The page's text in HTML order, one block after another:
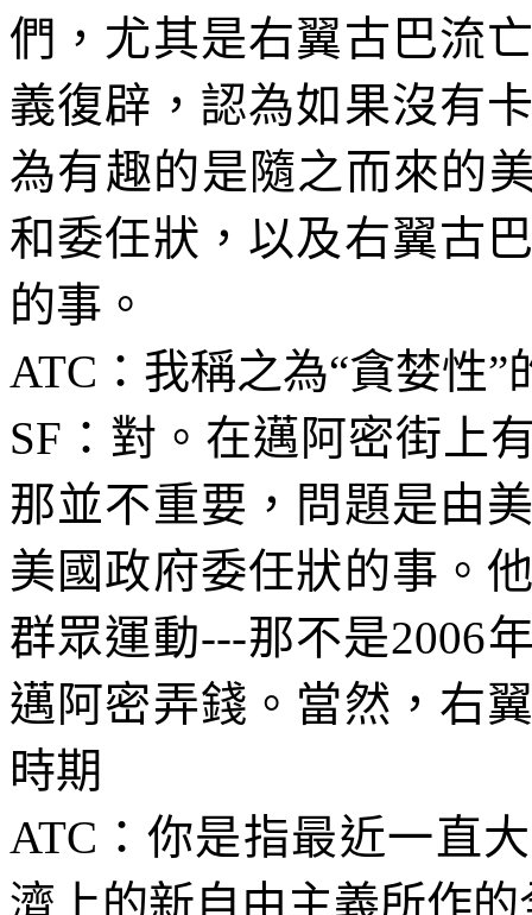
們，尤其是右翼古巴流
義復辟，認為如果沒有
為有趣的是隨之而來的
和委任狀，以及右翼古
的事。
ATC ：我稱之為“貪婪性”
SF ：對。在邁阿密街上
那並不重要，問題是由
美國政府委任狀的事。
群眾運動---那不是2006
邁阿密弄錢。當然，右
時期
ATC ：你是指最近一直
濟上的新自由主義所作